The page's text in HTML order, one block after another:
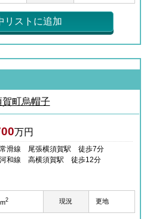
リストに追加
町烏帽子
万円
滑線 尾張横須賀駅 徒歩7分
和線 高横須賀駅 徒歩12分
2 現況 更地